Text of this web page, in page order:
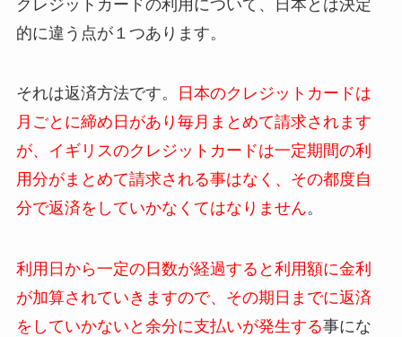
クレジットカードの利用について、日本とは決定
的に違う点が１つあります。
それは返済方法です。
日本のクレジットカードは
月ごとに締め日があり毎月まとめて請求されます
が、イギリスのクレジットカードは一定期間の利
用分がまとめて請求される事はなく、その都度自
分で返済をしていかなくてはなりません。
利用日から一定の日数が経過すると利用額に金利
が加算されていきますので、その期日までに返済
をしていかないと余分に支払いが発生する事にな